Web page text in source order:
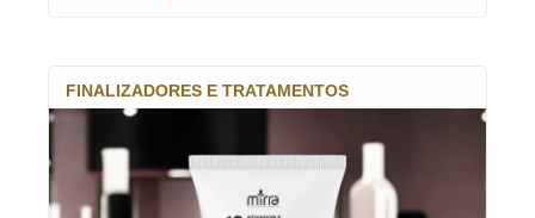
FINALIZADORES E TRATAMENTOS